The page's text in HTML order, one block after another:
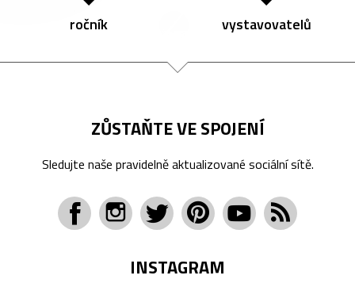
ročník vystavovatelů
ZŮSTAŇTE VE SPOJENÍ
Sledujte naše pravidelně aktualizované sociální sítě.
INSTAGRAM